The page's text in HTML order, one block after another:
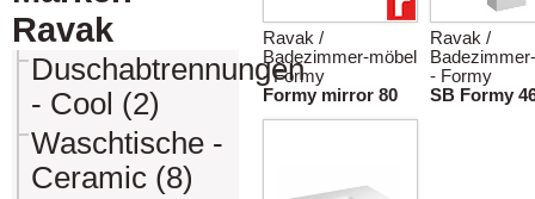
Ravak
Duschabtrennungen
- Cool (2)
Waschtische -
Ceramic (8)
Ravak /
Badezimmer-möbel
- Formy
Formy mirror 80
Ravak /
- Formy
SB Formy